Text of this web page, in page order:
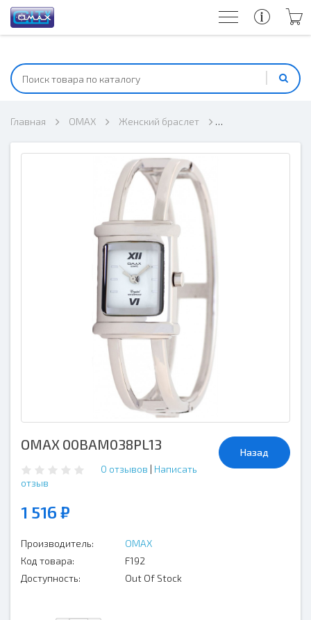
Главная OMAX Женский браслет
Назад
OMAX 00BAM038PL13
0 отзывов | Написать
отзыв
1 516 ₽
Производитель:
OMAX
Код товара:
F192
Доступность:
Out Of Stock